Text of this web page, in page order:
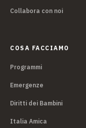
Collabora con noi
COSA FACCIAMO
Programmi
Emergenze
Diritti dei Bambini
Italia Amica